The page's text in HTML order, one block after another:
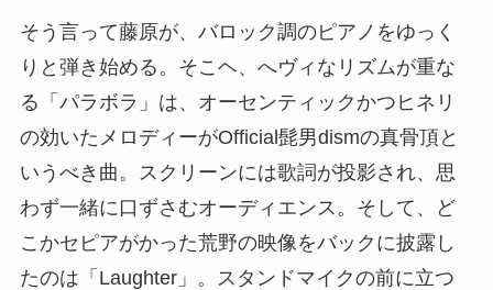
そう言って藤原が、バロック調のピアノをゆっく
りと弾き始める。そこヘ、へヴィなリズムが重な
る「パラボラ」は、オーセンティックかつヒネリ
の効いたメロディーがOfficial髭男dismの真骨頂と
いうべき曲。スクリーンには歌詞が投影され、思
わず一緒に口ずさむオーディエンス。そして、ど
こかセピアがかった荒野の映像をバックに披露し
たのは「Laughter」。スタンドマイクの前に立つ